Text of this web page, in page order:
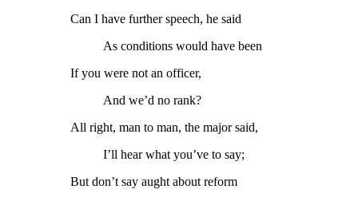
Can I have further speech, he said
As conditions would have been
If you were not an officer,
And we’d no rank?
All right, man to man, the major said,
I’ll hear what you’ve to say;
But don’t say aught about reform